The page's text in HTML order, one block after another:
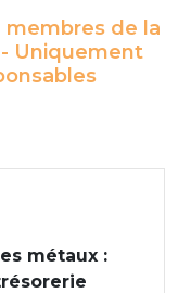
membres de la
Uniquement
métaux :